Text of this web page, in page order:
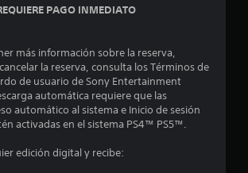
PAGO INMEDIATO
más información sobre la reserva,
la reserva, consulta los Términos de
de usuario de Sony Entertainment
automática requiere que las
automático al sistema e Inicio de sesión
activadas en el sistema PS4™ PS5™.
edición digital y recibe: